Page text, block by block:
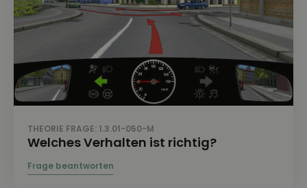
THEORIE FRAGE: 1.3.01-050-M
Welches Verhalten ist richtig?